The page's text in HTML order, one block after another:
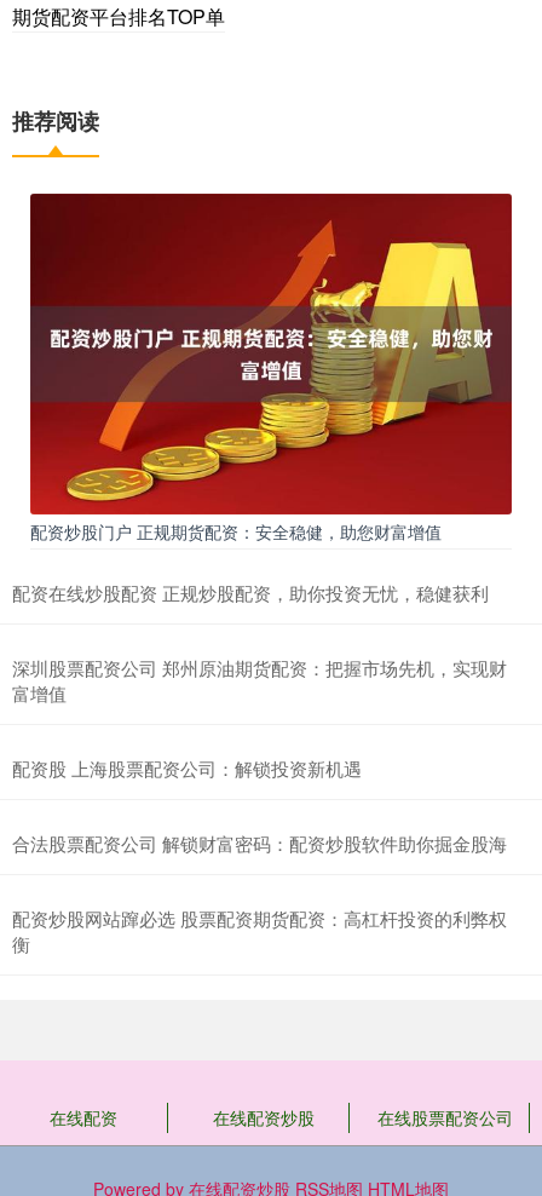
期货配资平台排名TOP单
推荐阅读
配资炒股门户 正规期货配资：安全稳健，助您财富增值
配资在线炒股配资 正规炒股配资，助你投资无忧，稳健获利
深圳股票配资公司 郑州原油期货配资：把握市场先机，实现财
富增值
配资股 上海股票配资公司：解锁投资新机遇
合法股票配资公司 解锁财富密码：配资炒股软件助你掘金股海
配资炒股网站蹿必选 股票配资期货配资：高杠杆投资的利弊权
衡
在线配资 在线配资炒股 在线股票配资公司
Powered by 在线配资炒股 RSS地图 HTML地图